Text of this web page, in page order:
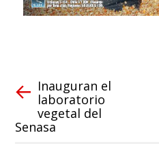
Inauguran el
laboratorio
vegetal del
Senasa